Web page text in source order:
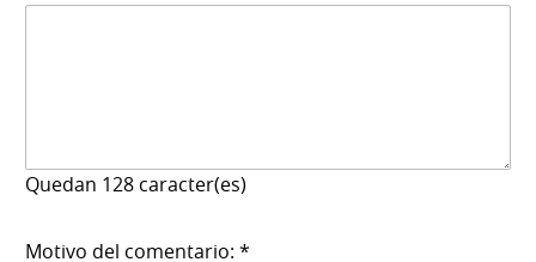
Quedan 128 caracter(es)
Motivo del comentario: *